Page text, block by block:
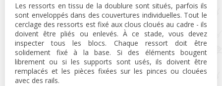
Les ressorts en tissu de la doublure sont situés, parfois ils
sont enveloppés dans des couvertures individuelles. Tout le
cerclage des ressorts est fixé aux clous cloués au cadre - ils
doivent être pliés ou enlevés. À ce stade, vous devez
inspecter tous les blocs. Chaque ressort doit être
solidement fixé à la base. Si des éléments bougent
librement ou si les supports sont usés, ils doivent être
remplacés et les pièces fixées sur les pinces ou clouées
avec des rails.